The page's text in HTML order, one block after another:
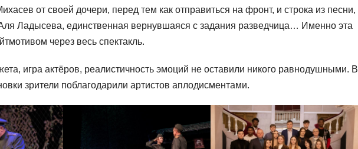
от своей дочери, перед тем как отправиться на фронт, и строка из песни,
Ладысева, единственная вернувшаяся с задания разведчица… Именно эта
через весь спектакль.
игра актёров, реалистичность эмоций не оставили никого равнодушными. В
зрители поблагодарили артистов аплодисментами.